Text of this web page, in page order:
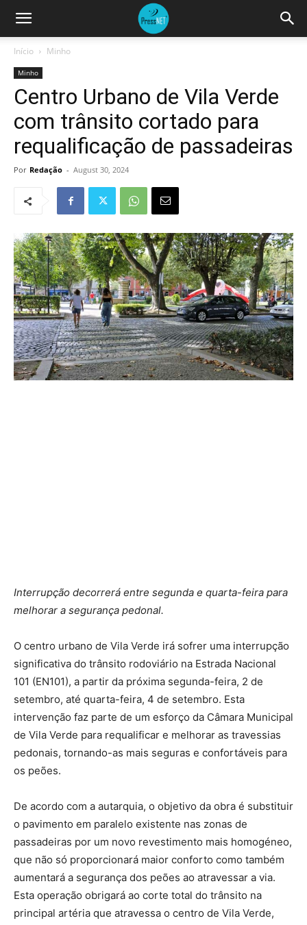
Início Minho
Minho
Centro Urbano de Vila Verde
com trânsito cortado para
requalificação de passadeiras
Por Redação - August 30, 2024
Interrupção decorrerá entre segunda e quarta-feira para
melhorar a segurança pedonal.
O centro urbano de Vila Verde irá sofrer uma interrupção
significativa do trânsito rodoviário na Estrada Nacional
101 (EN101), a partir da próxima segunda-feira, 2 de
setembro, até quarta-feira, 4 de setembro. Esta
intervenção faz parte de um esforço da Câmara Municipal
de Vila Verde para requalificar e melhorar as travessias
pedonais, tornando-as mais seguras e confortáveis para
os peões.
De acordo com a autarquia, o objetivo da obra é substituir
o pavimento em paralelo existente nas zonas de
passadeiras por um novo revestimento mais homogéneo,
que não só proporcionará maior conforto como também
aumentará a segurança dos peões ao atravessar a via.
Esta operação obrigará ao corte total do trânsito na
principal artéria que atravessa o centro de Vila Verde,